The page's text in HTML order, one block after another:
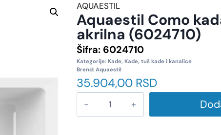
AQUAESTIL
Aquaestil Como
akrilna (6024710)
Šifra: 6024710
Kategorije: Kade, Kade, tuš kade i kanalice
Brend: Aquaestil
35.904,00 RSD